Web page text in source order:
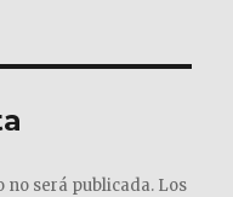
no será publicada. Los